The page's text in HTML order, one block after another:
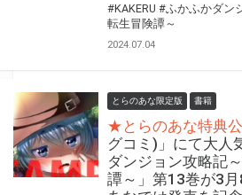
#KAKERU #ふかふかダン
転生冒険譚～
2024.07.04
とらのあな限定版 書籍
★とらのあな特典
グコミ)」にて大人
ダンジョン攻略記
譚～」第13巻が3